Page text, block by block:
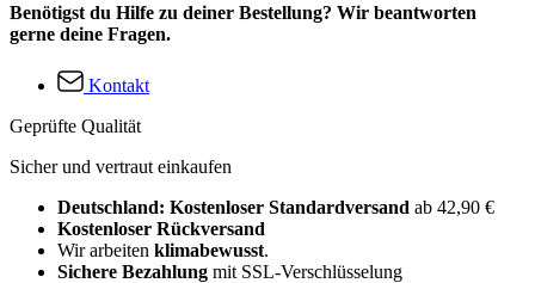
Benötigst du Hilfe zu deiner Bestellung? Wir beantworten
gerne deine Fragen.
Kontakt
Geprüfte Qualität
Sicher und vertraut einkaufen
Deutschland: Kostenloser Standardversand ab 42,90 €
Kostenloser Rückversand
Wir arbeiten klimabewusst.
Sichere Bezahlung mit SSL-Verschlüsselung